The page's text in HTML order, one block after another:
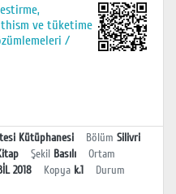
ve tüketime
/
Kütüphanesi Bölüm Silivri
Şekil Basılı
Ortam
2018 Kopya k.1
Durum